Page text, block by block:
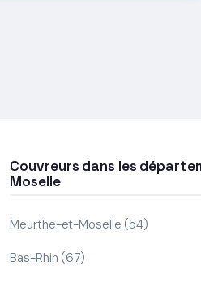
Couvreurs dans les
Moselle
Meurthe-et-Moselle (54)
Bas-Rhin (67)